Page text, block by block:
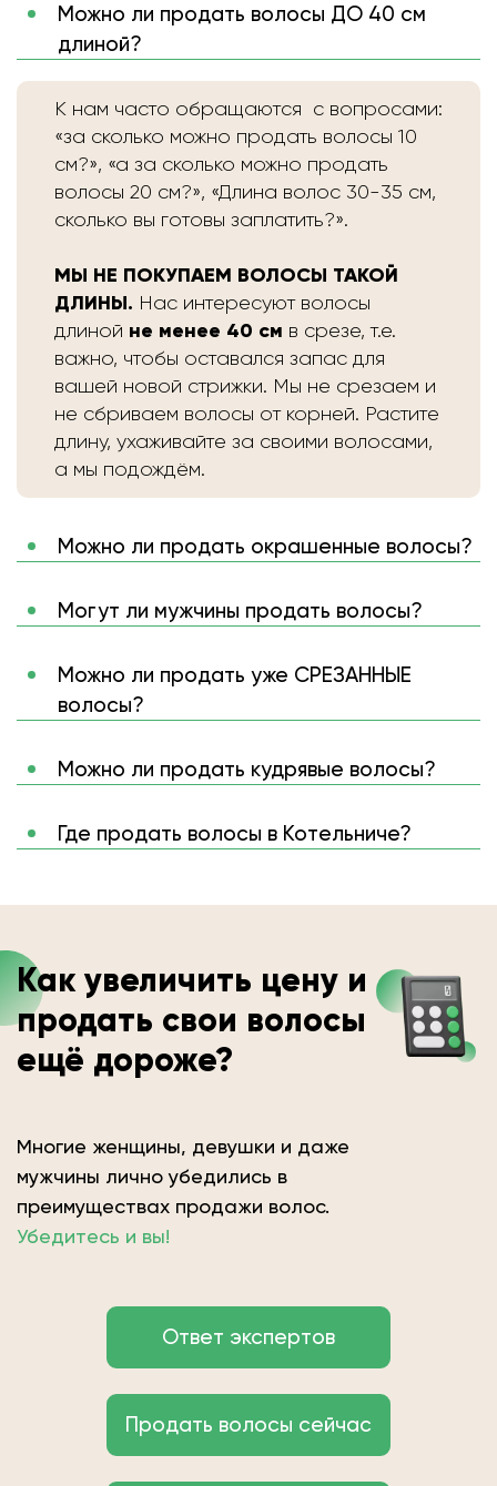
Можно ли продать волосы ДО 40 см
длиной?
К нам часто обращаются с вопросами:
«за сколько можно продать волосы 10
см?», «а за сколько можно продать
волосы 20 см?», «Длина волос 30-35 см,
сколько вы готовы заплатить?».
МЫ НЕ ПОКУПАЕМ ВОЛОСЫ ТАКОЙ
ДЛИНЫ. Нас интересуют волосы
длиной не менее 40 см в срезе, т.е.
важно, чтобы оставался запас для
вашей новой стрижки. Мы не срезаем и
не сбриваем волосы от корней. Растите
длину, ухаживайте за своими волосами,
а мы подождём.
Можно ли продать окрашенные волосы?
Могут ли мужчины продать волосы?
Можно ли продать уже СРЕЗАННЫЕ
волосы?
Можно ли продать кудрявые волосы?
Где продать волосы в Котельниче?
Как увеличить цену и
продать свои волосы
ещё дороже?
Многие женщины, девушки и даже
мужчины лично убедились в
преимуществах продажи волос.
Убедитесь и вы!
Ответ экспертов
Продать волосы сейчас